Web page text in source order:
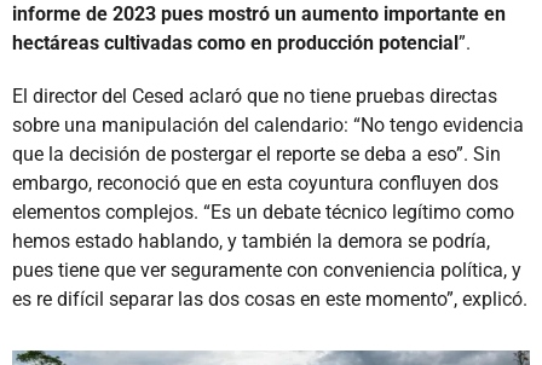
informe de 2023 pues mostró un aumento importante en
hectáreas cultivadas como en producción potencial”.
El director del Cesed aclaró que no tiene pruebas directas
sobre una manipulación del calendario: “No tengo evidencia
que la decisión de postergar el reporte se deba a eso”. Sin
embargo, reconoció que en esta coyuntura confluyen dos
elementos complejos. “Es un debate técnico legítimo como
hemos estado hablando, y también la demora se podría,
pues tiene que ver seguramente con conveniencia política, y
es re difícil separar las dos cosas en este momento”, explicó.